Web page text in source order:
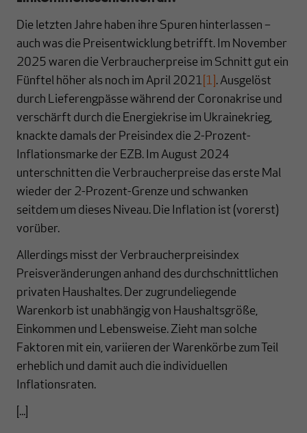
Die letzten Jahre haben ihre Spuren hinterlassen –
auch was die Preisentwicklung betrifft. Im November
2025 waren die Verbraucherpreise im Schnitt gut ein
Fünftel höher als noch im April 2021 [1] . Ausgelöst
durch Lieferengpässe während der Coronakrise und
verschärft durch die Energiekrise im Ukrainekrieg,
knackte damals der Preisindex die 2-Prozent-
Inflationsmarke der EZB. Im August 2024
unterschnitten die Verbraucherpreise das erste Mal
wieder der 2-Prozent-Grenze und schwanken
seitdem um dieses Niveau. Die Inflation ist (vorerst)
vorüber.
Allerdings misst der Verbraucherpreisindex
Preisveränderungen anhand des durchschnittlichen
privaten Haushaltes. Der zugrundeliegende
Warenkorb ist unabhängig von Haushaltsgröße,
Einkommen und Lebensweise. Zieht man solche
Faktoren mit ein, variieren der Warenkörbe zum Teil
erheblich und damit auch die individuellen
Inflationsraten.
[...]